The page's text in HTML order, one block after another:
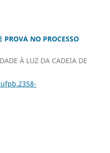
PROVA NO PROCESSO
À LUZ DA CADEIA DE